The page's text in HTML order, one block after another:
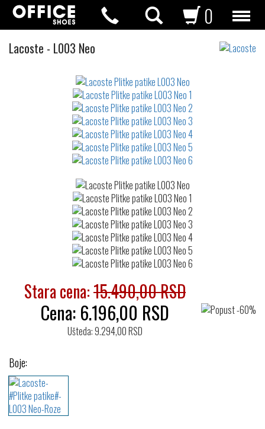
0
Lacoste Plitke
- L003 Neo
Stara cena:15.490,00 RSD
Cena: 6.196,00 RSD
Ušteda: 9.294,00 RSD
Boje: